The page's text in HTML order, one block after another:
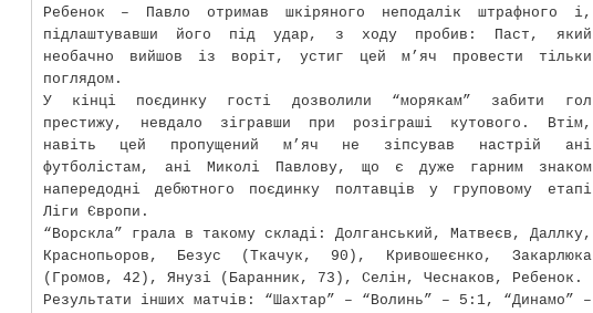
Ребенок – Павло отримав шкіряного неподалік штрафного і,
підлаштувавши його під удар, з ходу пробив: Паст, який
необачно вийшов із воріт, устиг цей м’яч провести тільки
поглядом.
У кінці поєдинку гості дозволили “морякам” забити гол
престижу, невдало зігравши при розіграші кутового. Втім,
навіть цей пропущений м’яч не зіпсував настрій ані
футболістам, ані Миколі Павлову, що є дуже гарним знаком
напередодні дебютного поєдинку полтавців у груповому етапі
Ліги Європи.
“Ворскла” грала в такому складі: Долганський, Матвеєв, Даллку,
Краснопьоров, Безус (Ткачук, 90), Кривошеєнко, Закарлюка
(Громов, 42), Янузі (Баранник, 73), Селін, Чеснаков, Ребенок.
Результати інших матчів: “Шахтар” – “Волинь” – 5:1, “Динамо” –